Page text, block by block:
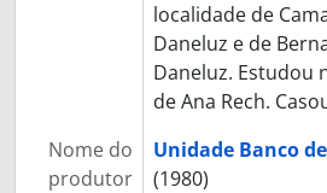
localidade de
Daneluz e de
Daneluz. Estudou
de Ana Rech.
Nome do
produtor
Unidade Banco
(1980)